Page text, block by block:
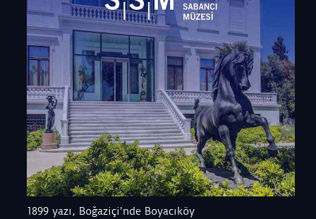
1899 yazı, Boğaziçi'nde Boyacıköy